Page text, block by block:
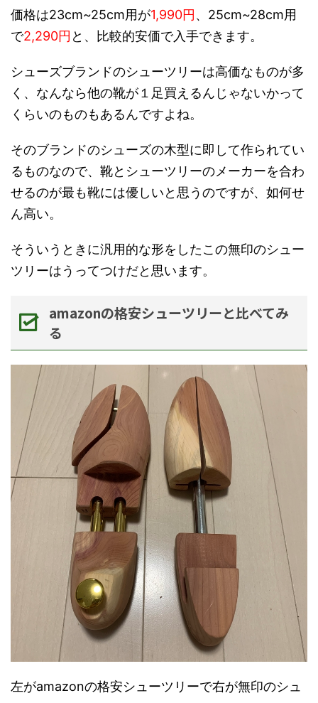
価格は23cm~25cm用が1,990円、25cm~28cm用
で2,290円 と、比較的安価で入手できます。
シューズブランドのシューツリーは高価なものが多
く、なんなら他の靴が１足買えるんじゃないかって
くらいのものもあるんですよね。
そのブランドのシューズの木型に即して作られてい
るものなので、靴とシューツリーのメーカーを合わ
せるのが最も靴には優しいと思うのですが、如何せ
ん高い。
そういうときに汎用的な形をしたこの無印のシュー
ツリーはうってつけだと思います。
amazonの格安シューツリーと比べてみ
る
左がamazonの格安シューツリーで右が無印のシュ